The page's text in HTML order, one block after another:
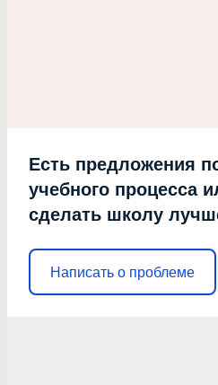
Есть предложения
учебного процесса
сделать школу
Написать о проблеме